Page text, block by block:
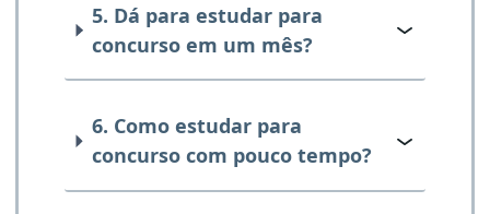
5. Dá para estudar para
concurso em um mês?
6. Como estudar para
concurso com pouco tempo?